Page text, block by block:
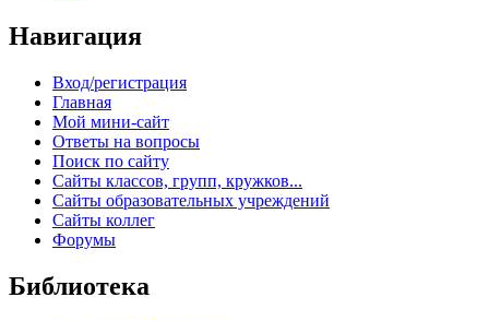
Навигация
Вход/регистрация
Главная
Мой мини-сайт
Ответы на вопросы
Поиск по сайту
Сайты классов, групп, кружков...
Сайты образовательных учреждений
Сайты коллег
Форумы
Библиотека